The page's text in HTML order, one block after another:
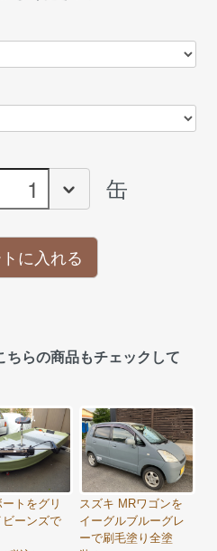
缶
に入れる
ちらの商品もチェックして
トをグリ
ビーンズで
スズキ MRワゴンを
イーグルブルーグレ
ーで刷毛塗り全塗